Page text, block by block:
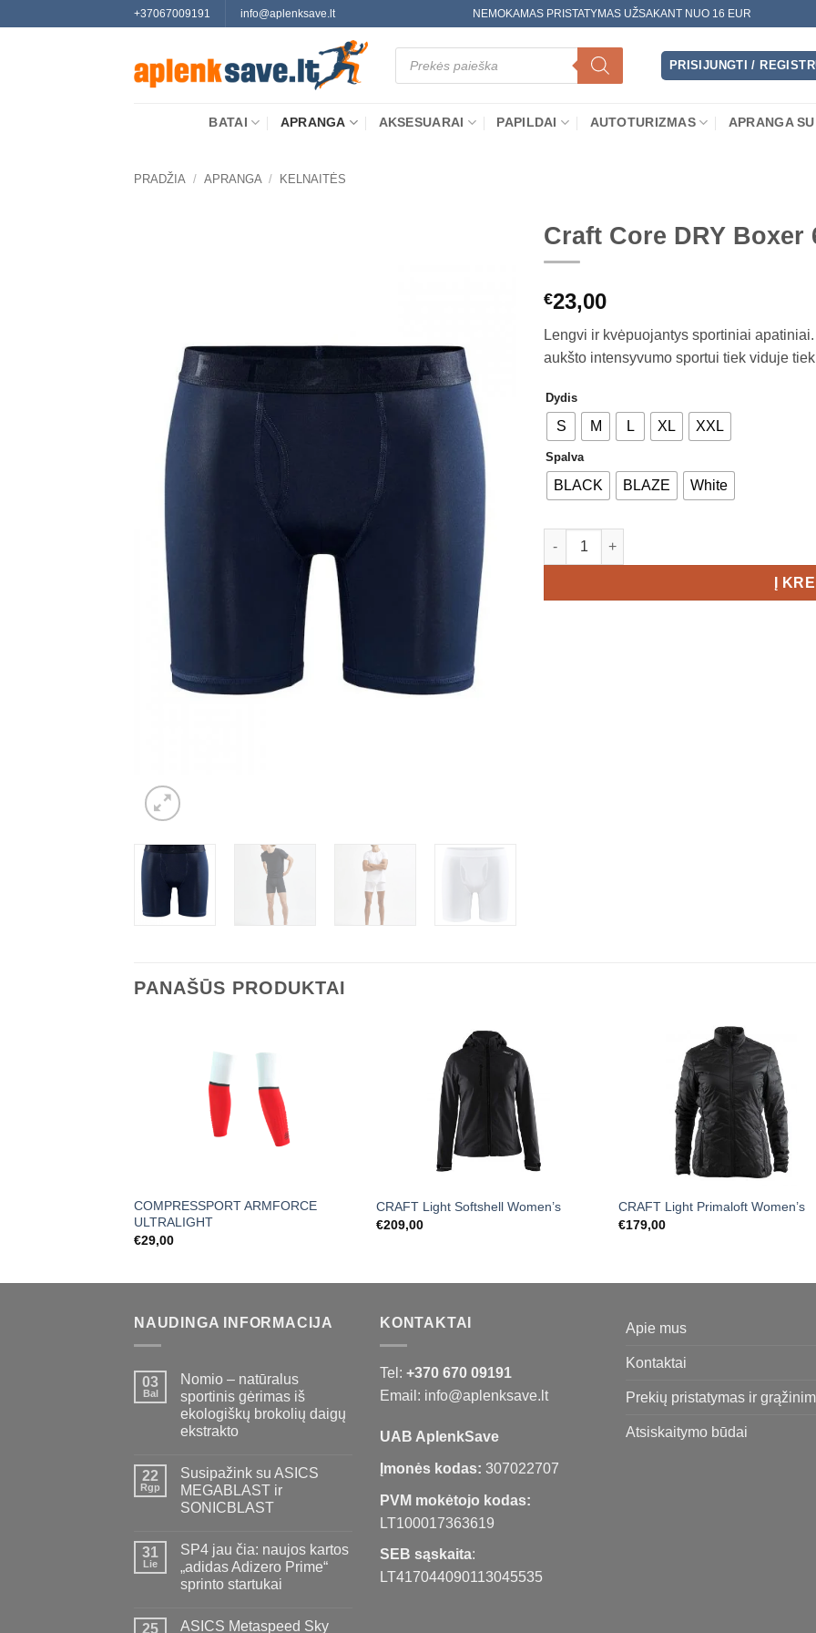
+37067009191 info@aplenksave.lt NEMOKAMAS PRISTATYMAS UŽSAKANT NUO 16 EUR
Products
search
PRISIJUNGTI /
BATAI APRANGA AKSESUARAI PAPILDAI AUTOTURIZMAS APRANGA
PRADŽIA / APRANGA / KELNAITĖS
Craft Core DRY Boxer
€23,00
Lengvi ir kvėpuojantys sportiniai
aukšto intensyvumo sportui tiek viduje
Dydis
S M L XL XXL
Spalva
BLACK BLAZE White
produkto kiekis: Craft Core DRY Boxer 6-
Į
PANAŠŪS PRODUKTAI
COMPRESSPORT ARMFORCE
ULTRALIGHT
€29,00
CRAFT Light Softshell Women’s
€209,00
CRAFT Light Primaloft Women’s
€179,00
NAUDINGA INFORMACIJA
03
Bal
Nomio – natūralus
sportinis gėrimas iš
ekologiškų brokolių daigų
ekstrakto
22
Rgp
Susipažink su ASICS
MEGABLAST ir
SONICBLAST
31
Lie
SP4 jau čia: naujos kartos
„adidas Adizero Prime“
sprinto startukai
25 ASICS Metaspeed Sky
KONTAKTAI
Tel: +370 670 09191
Email: info@aplenksave.lt
UAB AplenkSave
Įmonės kodas: 307022707
PVM mokėtojo kodas:
LT100017363619
SEB sąskaita:
LT417044090113045535
Apie mus
Kontaktai
Prekių pristatymas ir
Atsiskaitymo būdai